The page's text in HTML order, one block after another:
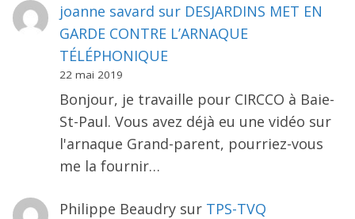
joanne savard sur DESJARDINS MET EN
GARDE CONTRE L’ARNAQUE
TÉLÉPHONIQUE
22 mai 2019
Bonjour, je travaille pour CIRCCO à Baie-
St-Paul. Vous avez déjà eu une vidéo sur
l'arnaque Grand-parent, pourriez-vous
me la fournir…
Philippe Beaudrysur TPS-TVQ